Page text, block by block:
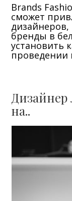
Brands
сможет
бренды в
установить
проведении
на..